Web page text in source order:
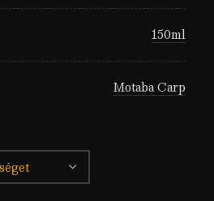
150ml
Motaba Carp